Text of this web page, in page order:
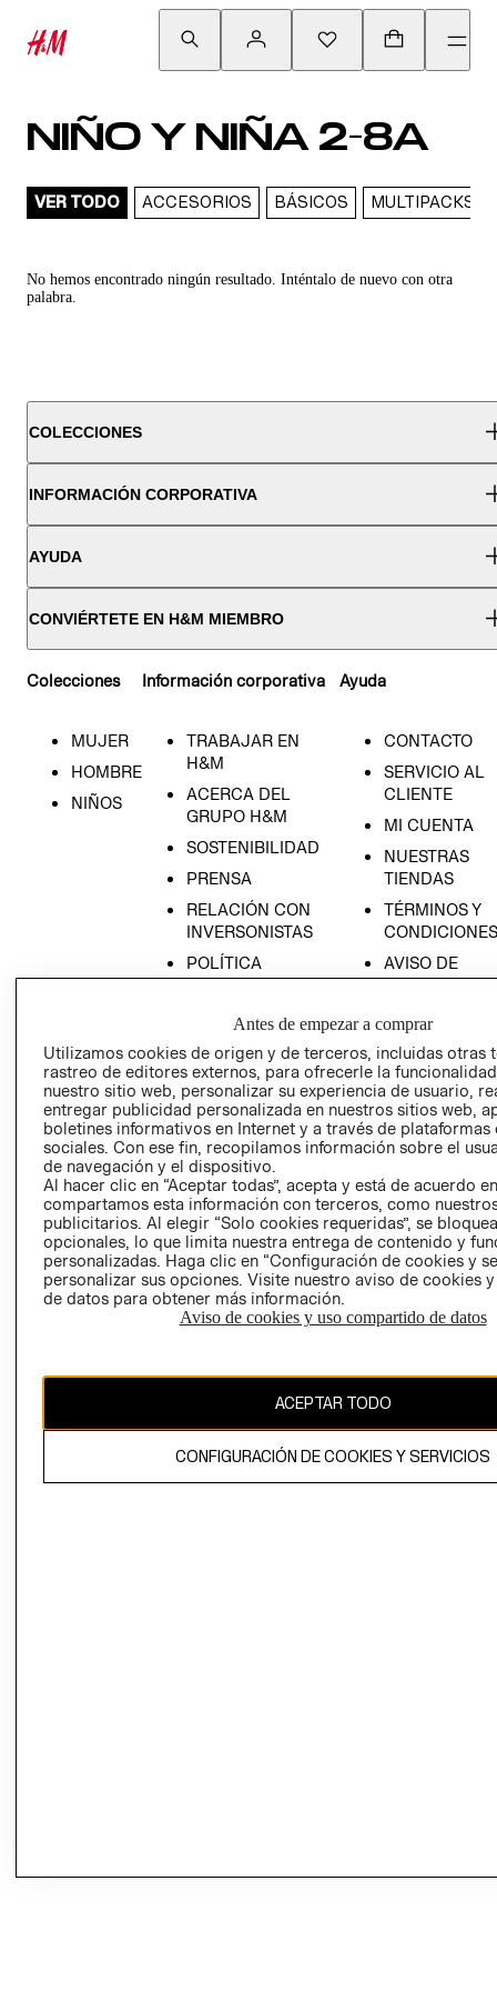
NIÑO Y NIÑA 2-8A
VER TODO ACCESORIOS BÁSICOS MULTIPACKS
No hemos encontrado ningún resultado. Inténtalo de nuevo con otra
palabra.
COLECCIONES
INFORMACIÓN CORPORATIVA
AYUDA
CONVIÉRTETE EN H&M MIEMBRO
Colecciones
MUJER
HOMBRE
NIÑOS
Información corporativa
TRABAJAR EN
H&M
ACERCA DEL
GRUPO H&M
SOSTENIBILIDAD
PRENSA
RELACIÓN CON
INVERSONISTAS
POLÍTICA
EMPRESARIAL
Ayuda
CONTACTO
SERVICIO AL
CLIENTE
MI CUENTA
NUESTRAS
TIENDAS
TÉRMINOS Y
CONDICIONES
AVISO DE
PRIVACIDAD
AVISO DE
COOKIES
LIBRO DE
Ecuador ($)
propiedad de H&M Hennes & Mauritz AB.
RECIÉN NACIDO
NOVEDADES
Antes de empezar a comprar
Utilizamos cookies de origen y de terceros, incluidas otras
rastreo de editores externos, para ofrecerle la
nuestro sitio web, personalizar su experiencia de usuario,
entregar publicidad personalizada en nuestros sitios web,
boletines informativos en Internet y a través de plataformas
sociales. Con ese fin, recopilamos información sobre el
de navegación y el dispositivo.
Al hacer clic en “Aceptar todas”, acepta y está de acuerdo
compartamos esta información con terceros, como
publicitarios. Al elegir “Solo cookies requeridas”, se
opcionales, lo que limita nuestra entrega de contenido y
personalizadas. Haga clic en “Configuración de cookies y
personalizar sus opciones. Visite nuestro aviso de cookies
de datos para obtener más información.
Aviso de cookies y uso compartido de datos
ACEPTAR TODO
CONFIGURACIÓN DE COOKIES Y SERVICIOS